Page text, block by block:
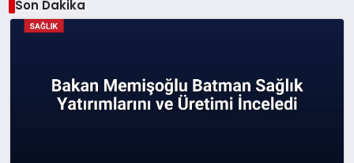
Son Dakika